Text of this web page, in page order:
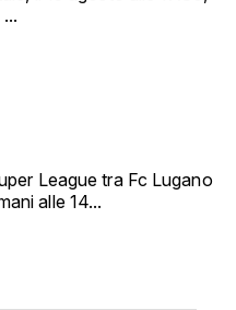
League tra Fc Lugano
alle 14...